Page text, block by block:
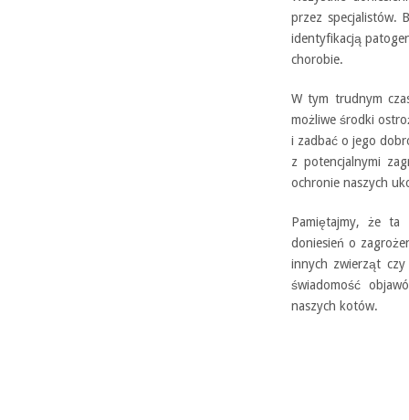
przez specjalistów.
identyfikacją
chorobie.
W tym trudnym
możliwe środki
i zadbać o jego
z potencjalnymi
ochronie naszych
Pamiętajmy, że ta
doniesień o
innych zwierząt
świadomość
naszych kotów.